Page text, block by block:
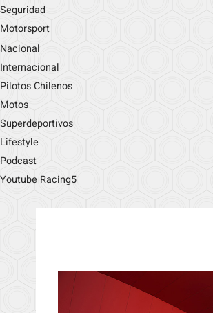
Seguridad
Motorsport
Nacional
Internacional
Pilotos Chilenos
Motos
Superdeportivos
Lifestyle
Podcast
Youtube Racing5